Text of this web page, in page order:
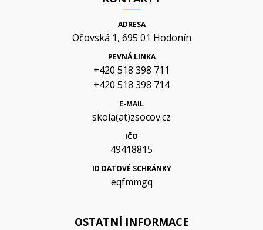
ADRESA
Očovská 1, 695 01 Hodonín
PEVNÁ LINKA
+420 518 398 711
+420 518 398 714
E-MAIL
skola(at)zsocov.cz
IČO
49418815
ID DATOVÉ SCHRÁNKY
eqfmmgq
OSTATNÍ INFORMACE